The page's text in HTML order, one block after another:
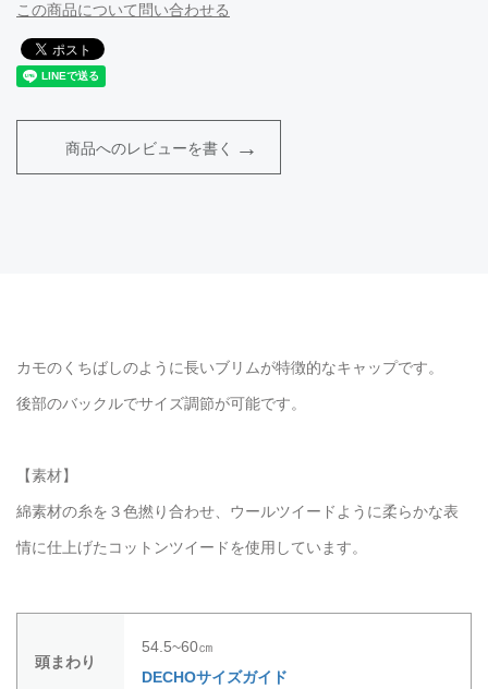
この商品について問い合わせる
商品へのレビューを書く
カモのくちばしのように長いブリムが特徴的なキャップです。
後部のバックルでサイズ調節が可能です。
【素材】
綿素材の糸を３色撚り合わせ、ウールツイードように柔らかな表
情に仕上げたコットンツイードを使用しています。
頭まわり
54.5~60㎝
DECHOサイズガイド